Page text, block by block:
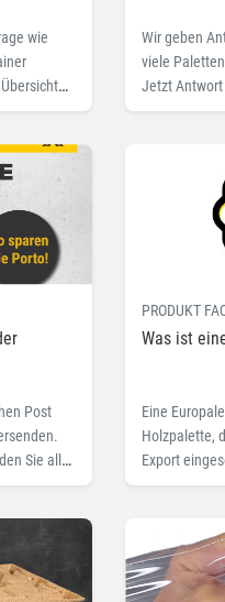
wie
und
Wir geben
viele
Jetzt
Post
Sie alle
Produkte
PRODUKT
Was ist
Eine
Holzpalette,
Export
daran ist,
getauscht